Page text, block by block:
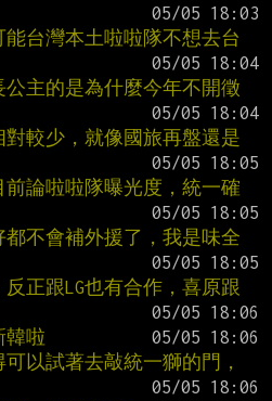
台灣本土啦啦隊不想去台
主的是為什麼今年不開徵
較少，就像國旅再盤還是
論啦啦隊曝光度，統一確
不會補外援了，我是味全
正跟LG也有合作，喜原跟
韓啦
以試著去敲統一獅的門，